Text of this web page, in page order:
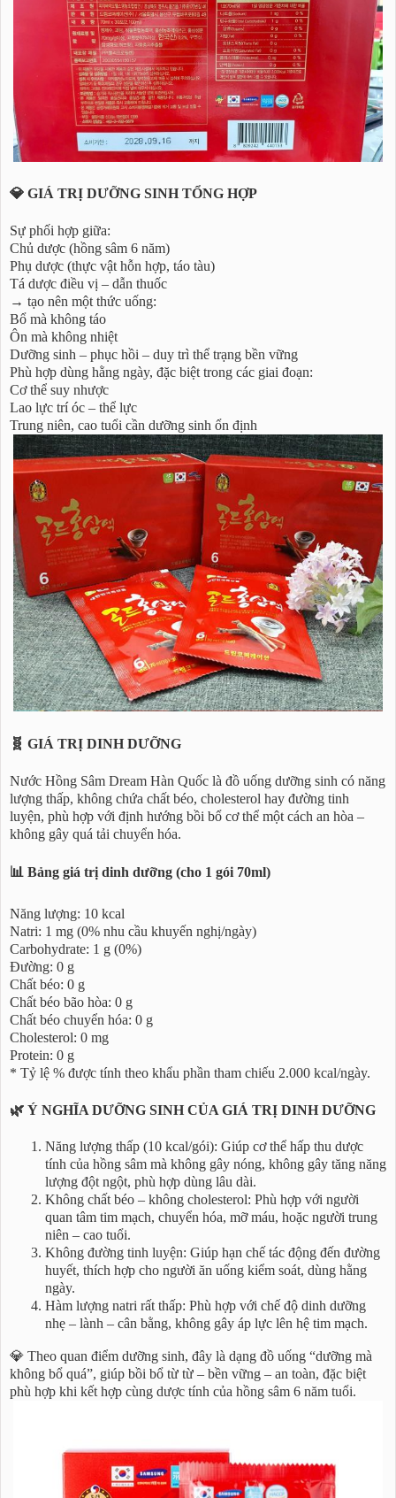
💎 GIÁ TRỊ DƯỠNG SINH TỔNG HỢP
Sự phối hợp giữa:
Chủ dược (hồng sâm 6 năm)
Phụ dược (thực vật hỗn hợp, táo tàu)
Tá dược điều vị – dẫn thuốc
→ tạo nên một thức uống:
Bổ mà không táo
Ôn mà không nhiệt
Dưỡng sinh – phục hồi – duy trì thể trạng bền vững
Phù hợp dùng hằng ngày, đặc biệt trong các giai đoạn:
Cơ thể suy nhược
Lao lực trí óc – thể lực
Trung niên, cao tuổi cần dưỡng sinh ổn định
🧬 GIÁ TRỊ DINH DƯỠNG
Nước Hồng Sâm Dream Hàn Quốc là đồ uống dưỡng sinh có năng
lượng thấp, không chứa chất béo, cholesterol hay đường tinh
luyện, phù hợp với định hướng bồi bổ cơ thể một cách an hòa –
không gây quá tải chuyển hóa.
📊 Bảng giá trị dinh dưỡng (cho 1 gói 70ml)
Năng lượng: 10 kcal
Natri: 1 mg (0% nhu cầu khuyến nghị/ngày)
Carbohydrate: 1 g (0%)
Đường: 0 g
Chất béo: 0 g
Chất béo bão hòa: 0 g
Chất béo chuyển hóa: 0 g
Cholesterol: 0 mg
Protein: 0 g
* Tỷ lệ % được tính theo khẩu phần tham chiếu 2.000 kcal/ngày.
🌿 Ý NGHĨA DƯỠNG SINH CỦA GIÁ TRỊ DINH DƯỠNG
Năng lượng thấp (10 kcal/gói): Giúp cơ thể hấp thu dược
tính của hồng sâm mà không gây nóng, không gây tăng năng
lượng đột ngột, phù hợp dùng lâu dài.
Không chất béo – không cholesterol: Phù hợp với người
quan tâm tim mạch, chuyển hóa, mỡ máu, hoặc người trung
niên – cao tuổi.
Không đường tinh luyện: Giúp hạn chế tác động đến đường
huyết, thích hợp cho người ăn uống kiểm soát, dùng hằng
ngày.
Hàm lượng natri rất thấp: Phù hợp với chế độ dinh dưỡng
nhẹ – lành – cân bằng, không gây áp lực lên hệ tim mạch.
💎 Theo quan điểm dưỡng sinh, đây là dạng đồ uống “dưỡng mà
không bổ quá”, giúp bồi bổ từ từ – bền vững – an toàn, đặc biệt
phù hợp khi kết hợp cùng dược tính của hồng sâm 6 năm tuổi.